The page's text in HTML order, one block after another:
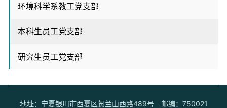
环境科学系教工党支部
本科生员工党支部
研究生员工党支部
地址：宁夏银川市西夏区贺兰山西路489号 邮编：750021